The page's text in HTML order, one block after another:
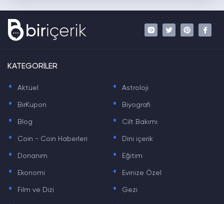
KATEGORİLER
. Aktüel . Astroloji
. BirKupon . Biyografi
. Blog . Cilt Bakımı
. Coin - Coin Haberleri . Dini içerik
. Donanım . Eğitim
. Ekonomi . Evinize Özel
. Film ve Dizi . Gezi